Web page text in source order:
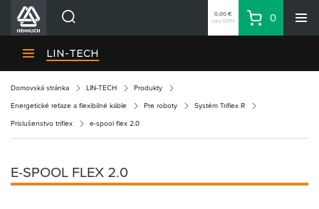
Divízie HENNLICH
Kariéra
Kontakty
Priemyselný park HENNLICH
0,00 €
bez DPH
Košík
0
LIN-TECH
Domovská stránka LIN-TECH Produkty
Energetické reťaze a flexibilné káble Pre roboty Systém Triflex R
Príslušenstvo triflex e-spool flex 2.0
E-SPOOL FLEX 2.0